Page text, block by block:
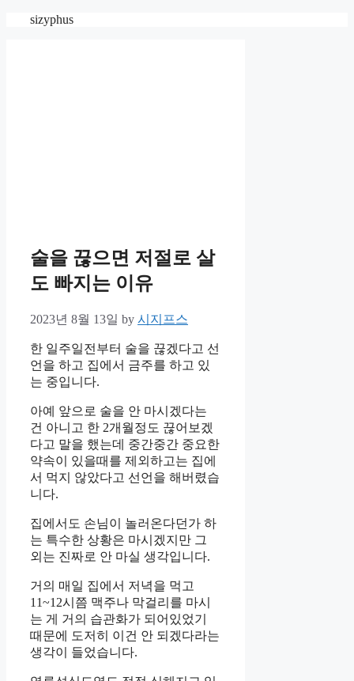
sizyphus
술을 끊으면 저절로 살
도 빠지는 이유
2023년 8월 13일 by 시지프스
한 일주일전부터 술을 끊겠다고 선
언을 하고 집에서 금주를 하고 있
는 중입니다.
아예 앞으로 술을 안 마시겠다는
건 아니고 한 2개월정도 끊어보겠
다고 말을 했는데 중간중간 중요한
약속이 있을때를 제외하고는 집에
서 먹지 않았다고 선언을 해버렸습
니다.
집에서도 손님이 놀러온다던가 하
는 특수한 상황은 마시겠지만 그
외는 진짜로 안 마실 생각입니다.
거의 매일 집에서 저녁을 먹고
11~12시쯤 맥주나 막걸리를 마시
는 게 거의 습관화가 되어있었기
때문에 도저히 이건 안 되겠다라는
생각이 들었습니다.